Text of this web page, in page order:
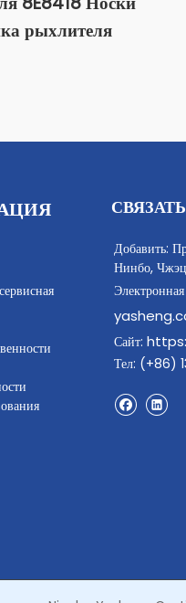
рыхлителя
Добавить:
Нинбо,
Сайт:
Тел: (+86)